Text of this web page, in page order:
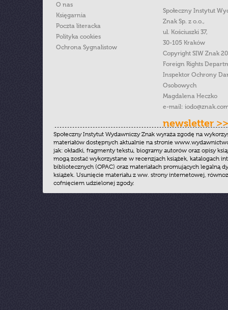
O nas
Księgarnia
Poczta literacka
Polityka cookies
Ochrona Sygnalistow
Społeczny Instytut
Znak Sp. z o.o.,
ul. Kościuszki 37,
30-105 Kraków
Copyright SIW Znak
Foreign Rights
Inspektor Ochrony
Osobowych
Magdalena Heczko
e-mail:
newsletter >>
Społeczny Instytut Wydawniczy Znak wyraża zgodę na
materiałów dostępnych aktualnie na stronie
jak: okładki, fragmenty tekstu, biogramy autorów oraz opisy
mogą zostać wykorzystane w recenzjach książek, katalogach
bibliotecznych (OPAC) oraz materiałach promujących legalną
książek. Usunięcie materiału z ww. strony internetowej,
cofnięciem udzielonej zgody.